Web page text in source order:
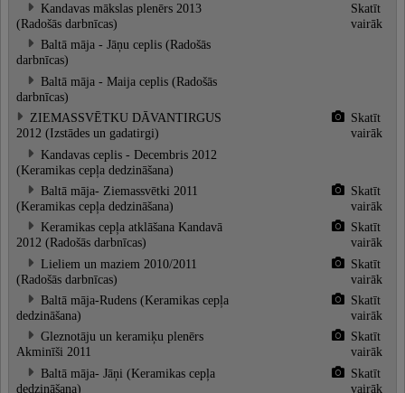
Kandavas mākslas plenērs 2013
(Radošās darbnīcas)
Skatīt
vairāk
Baltā māja - Jāņu ceplis (Radošās
darbnīcas)
Baltā māja - Maija ceplis (Radošās
darbnīcas)
ZIEMASSVĒTKU DĀVANTIRGUS
2012 (Izstādes un gadatirgi)
Skatīt
vairāk
Kandavas ceplis - Decembris 2012
(Keramikas cepļa dedzināšana)
Baltā māja- Ziemassvētki 2011
(Keramikas cepļa dedzināšana)
Skatīt
vairāk
Keramikas cepļa atklāšana Kandavā
2012 (Radošās darbnīcas)
Skatīt
vairāk
Lieliem un maziem 2010/2011
(Radošās darbnīcas)
Skatīt
vairāk
Baltā māja-Rudens (Keramikas cepļa
dedzināšana)
Skatīt
vairāk
Gleznotāju un keramiķu plenērs
Akminīši 2011
Skatīt
vairāk
Baltā māja- Jāņi (Keramikas cepļa
dedzināšana)
Skatīt
vairāk